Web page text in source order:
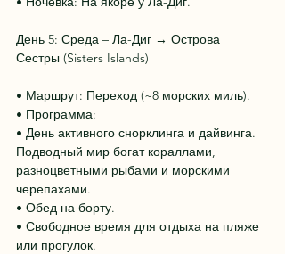
День 5: Среда – Ла-Диг → Острова
Сестры (Sisters Islands)
• Маршрут: Переход (~8 морских миль).
• Программа:
• День активного снорклинга и дайвинга.
Подводный мир богат кораллами,
разноцветными рыбами и морскими
черепахами.
• Обед на борту.
• Свободное время для отдыха на пляже
или прогулок.